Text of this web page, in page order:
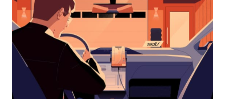
التاريخ.
اضغط
على
زر
الخروج
لإغلاق
التقويم.